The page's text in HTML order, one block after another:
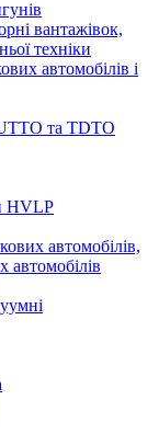
вантажівок,
техніки
автомобілів і
та TDTO
HVLP
автомобілів,
автомобілів